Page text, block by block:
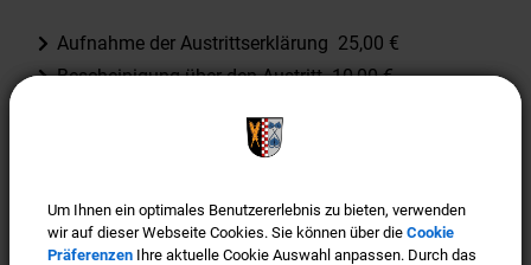
Aufnahme der Austrittserklärung 25,00 €
Bescheinigung über den Austritt 10,00 €
Namensrechtliche Erklärungen
Nachträgliche Bestimmung Ehename 30,00 €
Wiederannahme eines früheren Namens 30,00 €
Um Ihnen ein optimales Benutzererlebnis zu bieten, verwenden
wir auf dieser Webseite Cookies. Sie können über die Cookie
Präferenzen Ihre aktuelle Cookie Auswahl anpassen. Durch das
Um Ihnen ein optimales Benutzererlebnis zu bieten, verwenden
wir auf dieser Webseite Cookies. Sie können über die Cookie
Präferenzen Ihre aktuelle Cookie Auswahl anpassen. Durch das